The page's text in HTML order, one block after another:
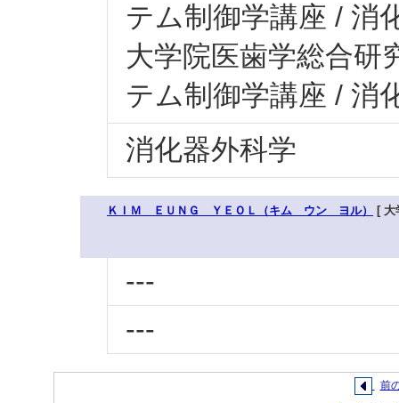
テム制御学講座 / 消
大学院医歯学総合研
テム制御学講座 / 消
消化器外科学
ＫＩＭ ＥＵＮＧ ＹＥＯＬ（キム ウン ヨル） [ 大
---
---
前